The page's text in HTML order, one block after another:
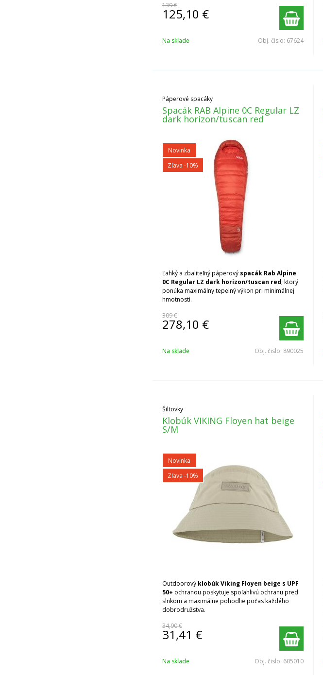
139 €
125,10 €
Na sklade Obj. čislo: 67624
Páperové spacáky
Spacák RAB Alpine 0C Regular LZ
dark horizon/tuscan red
Novinka
Zľava -10%
Ľahký a zbaliteľný páperový spacák Rab Alpine
0C Regular LZ dark horizon/tuscan red, ktorý
ponúka maximálny tepelný výkon pri minimálnej
hmotnosti.
309 €
278,10 €
Na sklade Obj. čislo: 890025
Šiltovky
Klobúk VIKING Floyen hat beige
S/M
Novinka
Zľava -10%
Outdoorovýklobúk Viking Floyen beige s UPF
50+ ochranou poskytuje spoľahlivú ochranu pred
slnkom a maximálne pohodlie počas každého
dobrodružstva.
34,90 €
31,41 €
Na sklade Obj. čislo: 605010